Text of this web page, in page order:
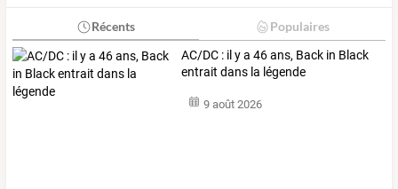
Récents Populaires
AC/DC : il y a 46 ans, Back in Black
entrait dans la légende
9 août 2026